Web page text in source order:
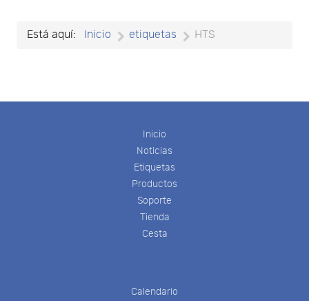
Está aquí: Inicio etiquetas HTS
Inicio
Noticias
Etiquetas
Productos
Soporte
Tienda
Cesta
Calendario